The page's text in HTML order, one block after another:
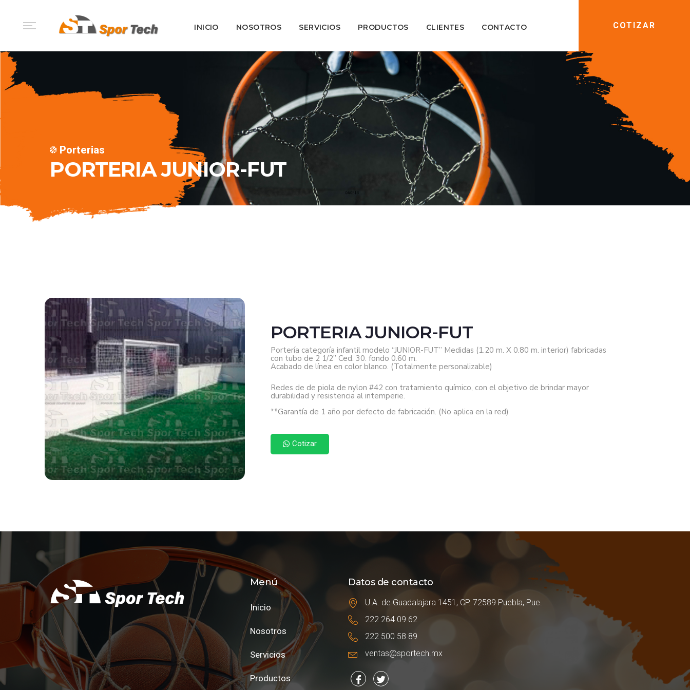
INICIO NOSOTROS SERVICIOS PRODUCTOS CLIENTES CONTACTO COTIZAR
Porterias
PORTERIA JUNIOR-FUT
PORTERIA JUNIOR-FUT
Portería categoría infantil modelo “JUNIOR-FUT” Medidas (1.20 m. X 0.80 m. interior) fabricadas
con tubo de 2 1/2” Ced. 30. fondo 0.60 m.
Acabado de línea en color blanco. (Totalmente personalizable)
Redes de de piola de nylon #42 con tratamiento químico, con el objetivo de brindar mayor
durabilidad y resistencia al intemperie.
**Garantía de 1 año por defecto de fabricación. (No aplica en la red)
Cotizar
Menú
Inicio
Nosotros
Servicios
Productos
Datos de contacto
U.A. de Guadalajara 1451, CP. 72589 Puebla, Pue.
222 264 09 62
222 500 58 89
ventas@sportech.mx